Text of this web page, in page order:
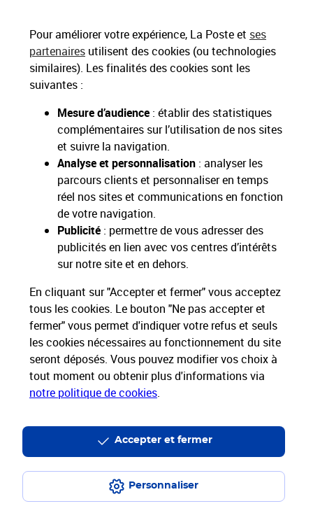
Pour améliorer votre expérience, La Poste et ses
partenaires utilisent des cookies (ou technologies
similaires). Les finalités des cookies sont les
suivantes :
Mesure d’audience : établir des statistiques
complémentaires sur l’utilisation de nos sites
et suivre la navigation.
Analyse et personnalisation : analyser les
parcours clients et personnaliser en temps
réel nos sites et communications en fonction
de votre navigation.
Publicité : permettre de vous adresser des
publicités en lien avec vos centres d’intérêts
sur notre site et en dehors.
En cliquant sur "Accepter et fermer" vous acceptez
tous les cookies. Le bouton "Ne pas accepter et
fermer" vous permet d'indiquer votre refus et seuls
les cookies nécessaires au fonctionnement du site
seront déposés. Vous pouvez modifier vos choix à
tout moment ou obtenir plus d'informations via
notre politique de cookies.
Personnaliser
Accepter et fermer
Hors livres et hors produits marketplace
Nos engagements
sociétaux et environnementaux
Applications La Poste
Restons connectés
Nos Services
Nos Produits
La Poste vous accompagne
La Poste recrute